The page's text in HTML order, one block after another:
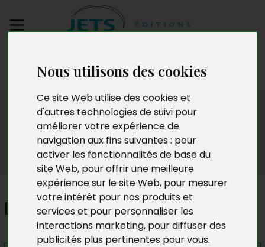
Nous utilisons des cookies
Ce site Web utilise des cookies et
d'autres technologies de suivi pour
améliorer votre expérience de
navigation aux fins suivantes : pour
activer les fonctionnalités de base du
site Web, pour offrir une meilleure
expérience sur le site Web, pour mesurer
votre intérêt pour nos produits et
services et pour personnaliser les
interactions marketing, pour diffuser des
publicités plus pertinentes pour vous.
manuscrit
Presse
Le Temps d'un bel été